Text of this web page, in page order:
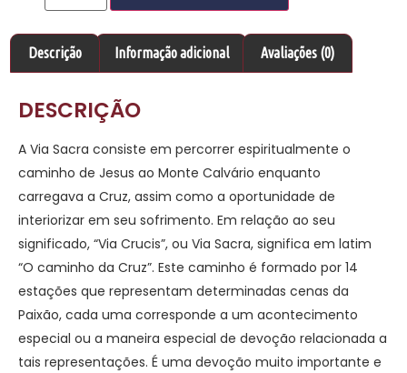
Descrição Informação adicional Avaliações (0)
DESCRIÇÃO
A Via Sacra consiste em percorrer espiritualmente o
caminho de Jesus ao Monte Calvário enquanto
carregava a Cruz, assim como a oportunidade de
interiorizar em seu sofrimento. Em relação ao seu
significado, “Via Crucis”, ou Via Sacra, significa em latim
“O caminho da Cruz”. Este caminho é formado por 14
estações que representam determinadas cenas da
Paixão, cada uma corresponde a um acontecimento
especial ou a maneira especial de devoção relacionada a
tais representações. É uma devoção muito importante e